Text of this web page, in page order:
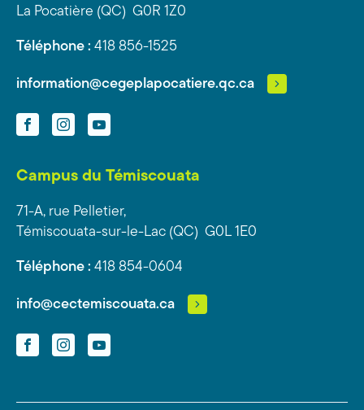
La Pocatière (QC) G0R 1Z0
Téléphone : 418 856-1525
information@cegeplapocatiere.qc.ca
FacebookInstagramYouTube
Campus du Témiscouata
71-A, rue Pelletier,
Témiscouata-sur-le-Lac (QC) G0L 1E0
Téléphone : 418 854-0604
info@cectemiscouata.ca
FacebookInstagramYouTube